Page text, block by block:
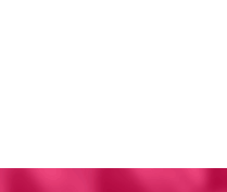
2026.01.29